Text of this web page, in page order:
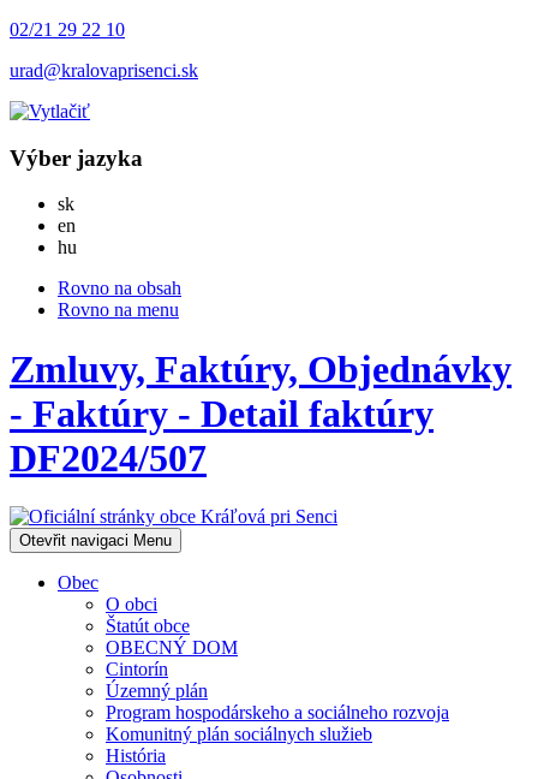
02/21 29 22 10
urad@kralovaprisenci.sk
Výber jazyka
skSlovensky
en
hu
Rovno na obsah
Rovno na menu
Zmluvy, Faktúry, Objednávky
- Faktúry - Detail faktúry
DF2024/507
Otevřit navigaci Menu
Obec
O obci
Štatút obce
OBECNÝ DOM
Cintorín
Územný plán
Program hospodárskeho a sociálneho rozvoja
Komunitný plán sociálnych služieb
História